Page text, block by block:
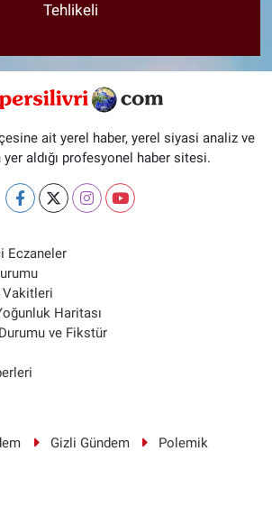
Tehlikeli
ait yerel haber, yerel siyasi analiz ve
aldığı profesyonel haber sitesi.
Eczaneler
Vakitleri
Haritası
ve Fikstür
Gizli Gündem
Polemik